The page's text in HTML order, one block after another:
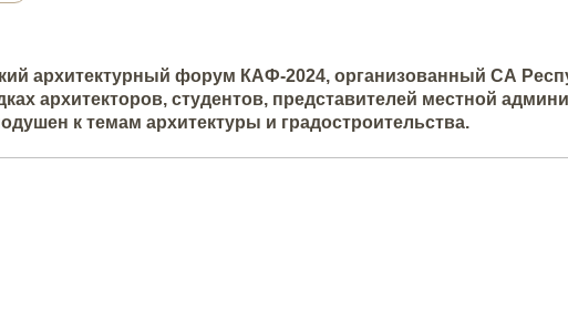
архитектурный форум КАФ-2024, организованный СА
архитекторов, студентов, представителей местной
к темам архитектуры и градостроительства.